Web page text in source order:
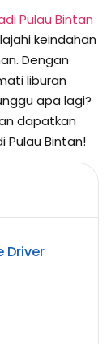
Pulau Bintan
keindahan
Dengan
liburan
apa lagi?
dapatkan
Pulau Bintan!
Driver